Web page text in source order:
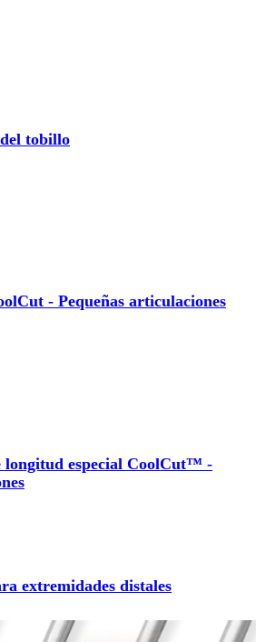
tobillo
- Pequeñas articulaciones
longitud especial CoolCut™ -
extremidades distales